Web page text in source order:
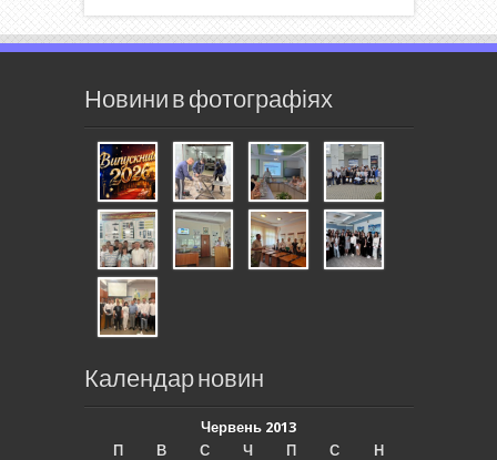
Новини в фотографіях
Календар новин
Червень 2013
П
В С Ч П С Н